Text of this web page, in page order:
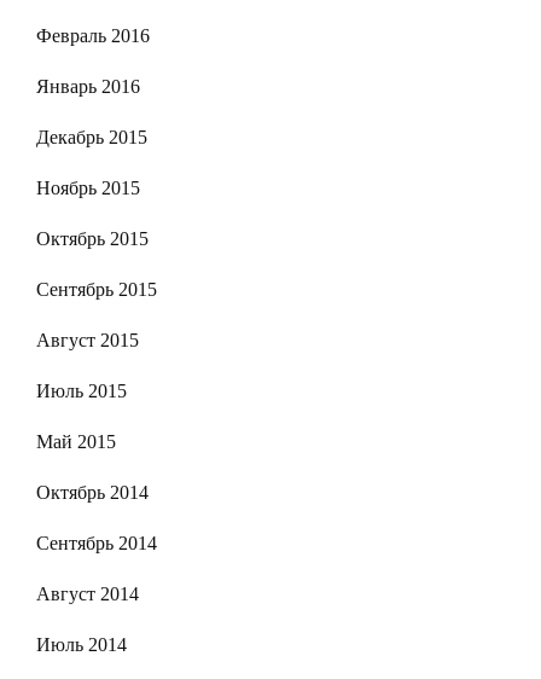
Февраль 2016
Январь 2016
Декабрь 2015
Ноябрь 2015
Октябрь 2015
Сентябрь 2015
Август 2015
Июль 2015
Май 2015
Октябрь 2014
Сентябрь 2014
Август 2014
Июль 2014